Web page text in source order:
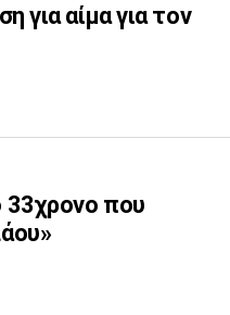
για αίμα για τον
που